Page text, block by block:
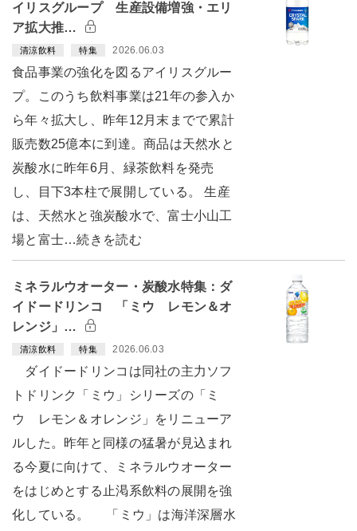
イリスグループ 生産設備増強・エリ
ア拡大推…
清涼飲料 特集 2026.06.03
食品事業の強化を図るアイリスグルー
プ。このうち飲料事業は21年の参入か
ら年々拡大し、昨年12月末までで累計
販売数25億本に到達。商品は天然水と
炭酸水に昨年6月、緑茶飲料を発売
し、目下3本柱で展開している。 生産
は、天然水と強炭酸水で、富士小山工
場と富士…続きを読む
ミネラルウオーター・炭酸水特集：ダ
イドードリンコ 「ミウ レモン＆オ
レンジ」…
清涼飲料 特集 2026.06.03
ダイドードリンコは同社の主力ソフ
トドリンク「ミウ」シリーズの「ミ
ウ レモン＆オレンジ」をリニューア
ルした。昨年と同様の猛暑が見込まれ
る今夏に向けて、ミネラルウオーター
をはじめとする止渇系飲料の展開を強
化している。 「ミウ」は海洋深層水